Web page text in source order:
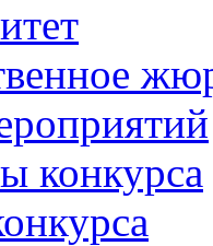
конкурса